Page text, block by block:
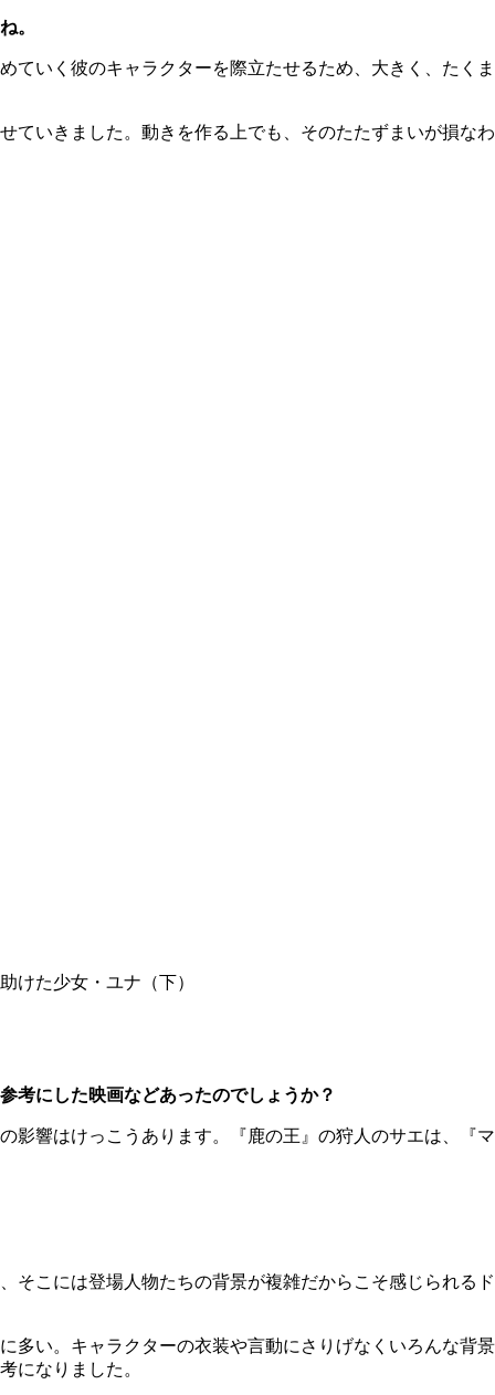
。
ていく彼のキャラクターを際立たせるため、大きく、たくま
ていきました。動きを作る上でも、そのたたずまいが損なわ
けた少女・ユナ（下）
考にした映画などあったのでしょうか？
響はけっこうあります。『鹿の王』の狩人のサエは、『マ
そこには登場人物たちの背景が複雑だからこそ感じられるド
多い。キャラクターの衣装や言動にさりげなくいろんな背景
になりました。